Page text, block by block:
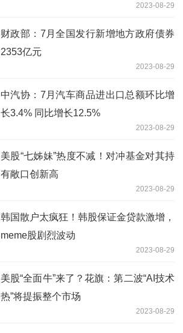
2023-08-29
财政部：7月全国发行新增地方政府债券
2353亿元
2023-08-29
中汽协：7月汽车商品进出口总额环比增
长3.4% 同比增长12.5%
2023-08-29
美股“七姊妹”热度不减！对冲基金对其持
有敞口创新高
2023-08-29
韩国散户太疯狂！韩股保证金贷款激增，
meme股剧烈波动
2023-08-29
美股“全面牛”来了？花旗：第二波“AI技术
热”将提振整个市场
2023-08-29